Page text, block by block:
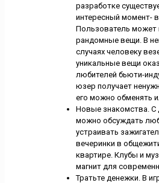
разработке
интересный момент-
Пользователь может
рандомные вещи. В
случаях человеку
уникальные вещи
любителей бьюти-
юзер получает
его можно обменять
Новые знакомства. С
можно обсуждать
устраивать
вечеринки в
квартире. Клубы и
магнит для
Тратьте денежки. В